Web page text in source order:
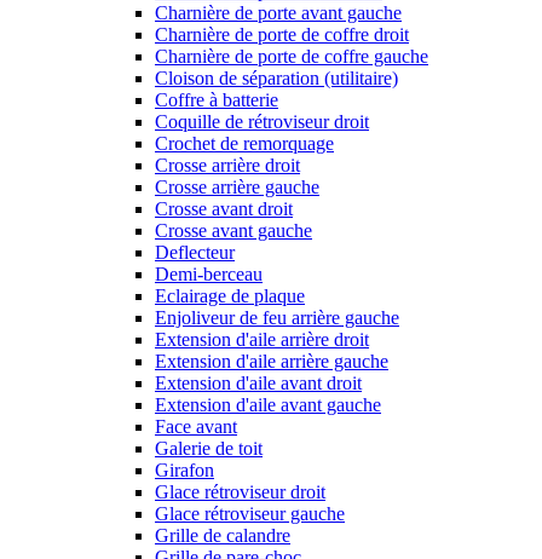
Charnière de porte avant gauche
Charnière de porte de coffre droit
Charnière de porte de coffre gauche
Cloison de séparation (utilitaire)
Coffre à batterie
Coquille de rétroviseur droit
Crochet de remorquage
Crosse arrière droit
Crosse arrière gauche
Crosse avant droit
Crosse avant gauche
Deflecteur
Demi-berceau
Eclairage de plaque
Enjoliveur de feu arrière gauche
Extension d'aile arrière droit
Extension d'aile arrière gauche
Extension d'aile avant droit
Extension d'aile avant gauche
Face avant
Galerie de toit
Girafon
Glace rétroviseur droit
Glace rétroviseur gauche
Grille de calandre